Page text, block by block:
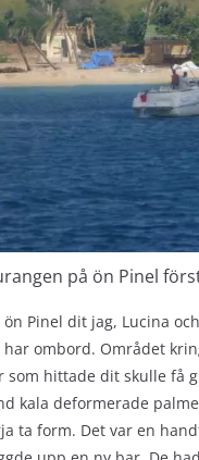
på ön Pinel
Pinel dit jag, Lucina
har ombord. Området
hittade dit skulle få
kala deformerade
ta form. Det var en